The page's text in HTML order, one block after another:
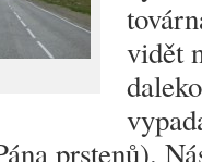
vidět
prstenů).